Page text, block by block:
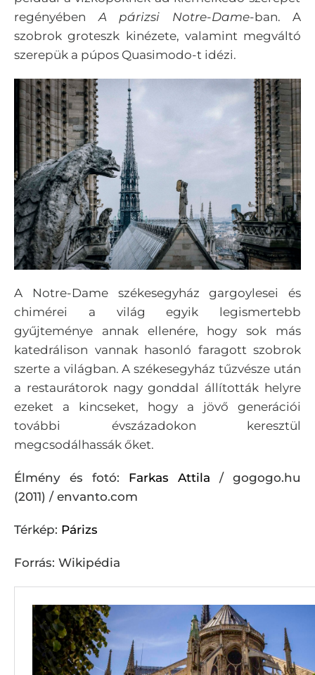
regényében A párizsi Notre-Dame-ban. A
szobrok groteszk kinézete, valamint megváltó
szerepük a púpos Quasimodo-t idézi.
A Notre-Dame székesegyház gargoylesei és
chimérei a világ egyik legismertebb
gyűjteménye annak ellenére, hogy sok más
katedrálison vannak hasonló faragott szobrok
szerte a világban. A székesegyház tűzvésze után
a restaurátorok nagy gonddal állították helyre
ezeket a kincseket, hogy a jövő generációi
további évszázadokon keresztül
megcsodálhassák őket.
Élmény és fotó: Farkas Attila / gogogo.hu
(2011) / envanto.com
Térkép: Párizs
Forrás: Wikipédia